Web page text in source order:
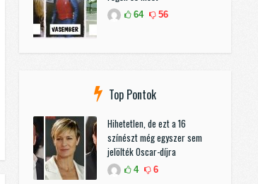
64 56
Top Pontok
Hihetetlen, de ezt a 16
színészt még egyszer sem
jelölték Oscar-díjra
4 6